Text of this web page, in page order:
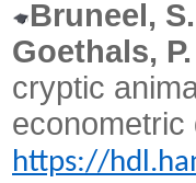
Bruneel,
Goethals, P.
cryptic
https://